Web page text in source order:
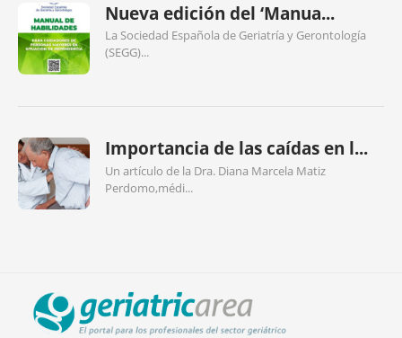
Nueva edición del ‘Manua...
La Sociedad Española de Geriatría y Gerontología
(SEGG)...
Importancia de las caídas en l...
Un artículo de la Dra. Diana Marcela Matiz
Perdomo,médi...